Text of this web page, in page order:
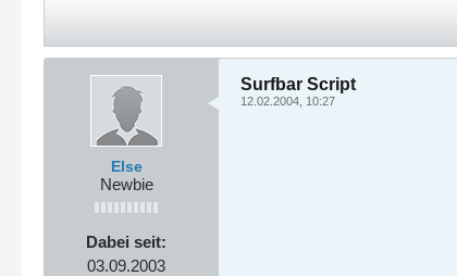
Else
Newbie
Dabei seit:
03.09.2003
Surfbar Script
12.02.2004, 10:27